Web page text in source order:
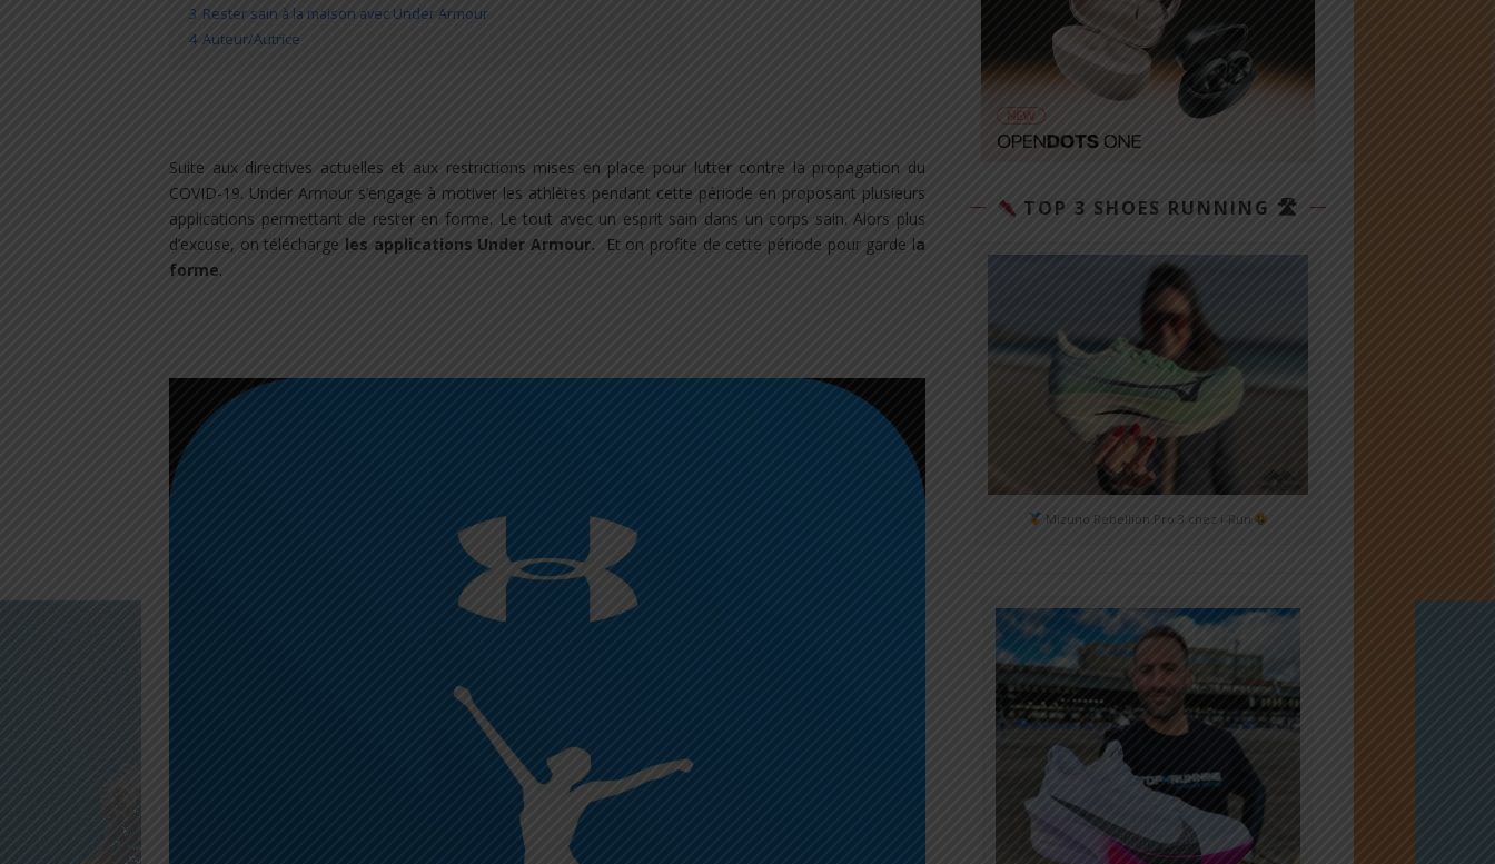
3 Rester sain à la maison avec Under Armour
4 Auteur/Autrice
Suite aux directives actuelles et aux restrictions mises en place pour lutter contre la propagation du
COVID-19. Under Armour s’engage à motiver les athlètes pendant cette période en proposant plusieurs
applications permettant de rester en forme. Le tout avec un esprit sain dans un corps sain.Alors plus
d’excuse, on télécharge les applications Under Armour. Et on profite de cette période pour garde la
forme.
TOP 3 SHOES RUNNING 🛣
Mizuno Rebellion Pro 3 chez i-Run